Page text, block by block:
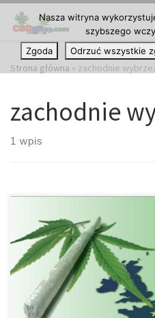
Przejdź do treści
Strona główna » zachodnie
zachodnie
1 wpis
Lotnisko w Kalifornii odnotowuje
legalnej marihuany. Przez
ośrodkiem dobrej jakości
ilościach. Niestety, na
cannabis, że jej mieszkańcy nie
nadmiaru. Badanie
Nasza witryna
szybszego
Zgoda
Odrzuć wszystkie